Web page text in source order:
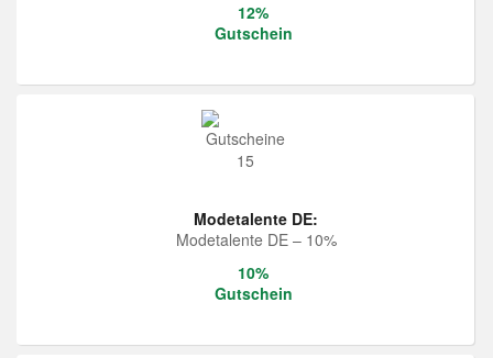
12%
Gutschein
Modetalente DE:
Modetalente DE – 10%
10%
Gutschein